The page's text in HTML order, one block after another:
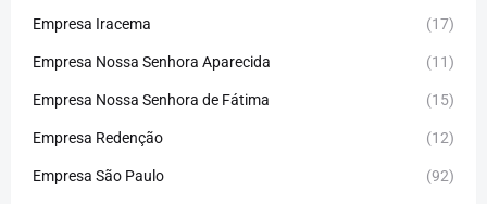
Empresa Iracema (17)
Empresa Nossa Senhora Aparecida (11)
Empresa Nossa Senhora de Fátima (15)
Empresa Redenção (12)
Empresa São Paulo (92)